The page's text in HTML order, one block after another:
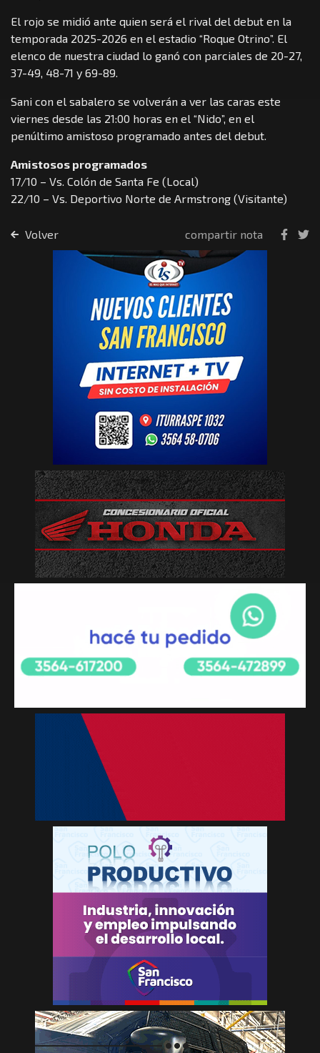
El rojo se midió ante quien será el rival del debut en la
temporada 2025-2026 en el estadio “Roque Otrino”. El
elenco de nuestra ciudad lo ganó con parciales de 20-27,
37-49, 48-71 y 69-89.
Sani con el sabalero se volverán a ver las caras este
viernes desde las 21:00 horas en el “Nido”, en el
penúltimo amistoso programado antes del debut.
Amistosos programados
17/10 – Vs. Colón de Santa Fe (Local)
22/10 – Vs. Deportivo Norte de Armstrong (Visitante)
Volver compartir nota